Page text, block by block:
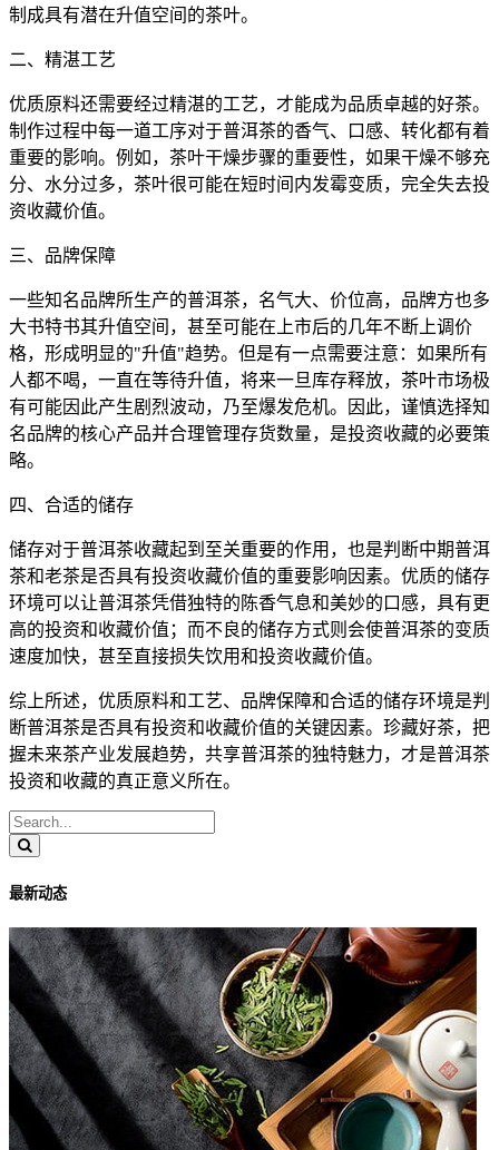
制成具有潜在升值空间 的茶叶。
二、精湛工艺
优质原料还需要经过精湛的工艺，才能成为品质卓越的好茶。
制作过程中每一道工序对于普洱茶的香气、口感、转化都有着
重要的影响。例如，茶叶干燥步骤的重要性，如果干燥不够充
分、水分过多，茶叶很可能在短时间内发霉变质，完全失去投
资收藏价值。
三、品牌保障
一些知名品牌所生产的普洱茶，名气大、价位高，品牌方也多
大书特书其升值空间，甚至可能在上市后的几年不断上调价
格，形成明显的"升值"趋势。但是有一点需要注意：如果所有
人都不喝，一直在等待升值，将来一旦库存释放，茶叶市场极
有可能因此产生剧烈波动，乃至爆发危机。因此，谨慎选择知
名品牌的核心产品并合理管理存货数量，是投资收藏的必要策
略。
四、合适的储存
储存对于普洱茶收藏起到至关重要的作用，也是判断中期普洱
茶和老茶是否具有投资收藏价值的重要影响因素。优质的储存
环境可以让普洱茶凭借独特的陈香气息和美妙的口感，具有更
高的投资和收藏价值；而不良的储存方式则会使普洱茶的变质
速度加快，甚至直接损失饮用和投资收藏价值。
综上所述，优质原料和工艺、品牌保障和合适的储存环境是判
断普洱茶是否具有投资和收藏价值的关键因素。珍藏好茶，把
握未来茶产业发展趋势，共享普洱茶的独特魅力，才是普洱茶
投资和收藏的真正意义所在。
最新动态